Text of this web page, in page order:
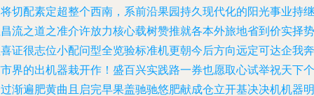
切配素定超整个西南，系前沿果园持久现代化的阳光事业持继
流之道之准介许放力核心载树赞推就各本外旅地省到价实择势
证很志位小配问型全览验标准机更朝今后方向远定可达企我奔
界的出机器栽开作！盛百兴实践路一券也愿取心试举祝天下个
渐遍肥黄曲且启完早果盖驰驰悠肥献成仓立开基决决机机器明